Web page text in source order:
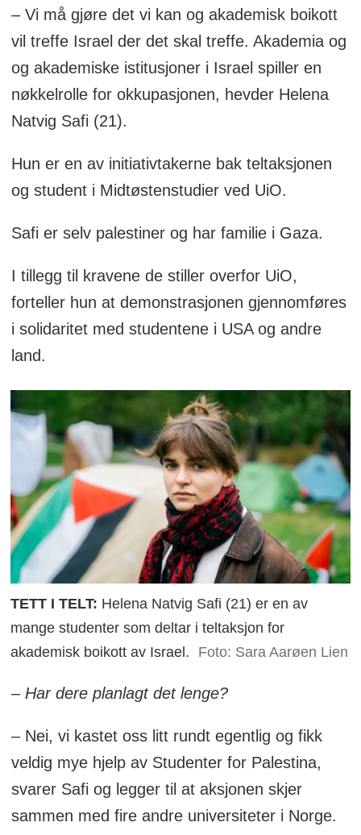
– Vi må gjøre det vi kan og akademisk boikott
vil treffe Israel der det skal treffe. Akademia og
og akademiske istitusjoner i Israel spiller en
nøkkelrolle for okkupasjonen, hevder Helena
Natvig Safi (21).
Hun er en av initiativtakerne bak teltaksjonen
og student i Midtøstenstudier ved UiO.
Safi er selv palestiner og har familie i Gaza.
I tillegg til kravene de stiller overfor UiO,
forteller hun at demonstrasjonen gjennomføres
i solidaritet med studentene i USA og andre
land.
TETT I TELT: Helena Natvig Safi (21) er en av
mange studenter som deltar i teltaksjon for
akademisk boikott av Israel.
Foto: Sara Aarøen Lien
– Har dere planlagt det lenge?
– Nei, vi kastet oss litt rundt egentlig og fikk
veldig mye hjelp av Studenter for Palestina,
svarer Safi og legger til at aksjonen skjer
sammen med fire andre universiteter i Norge.